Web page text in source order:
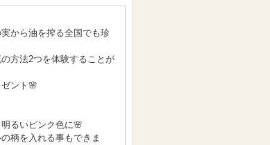
から油を搾る全国でも珍
方法2つを体験することが
ント🌸
るいピンク色に🌸
柄を入れる事もできま